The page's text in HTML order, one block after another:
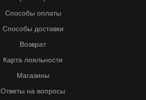
Способы оплаты
Способы доставки
Возврат
Карта лояльности
Магазины
Ответы на вопросы